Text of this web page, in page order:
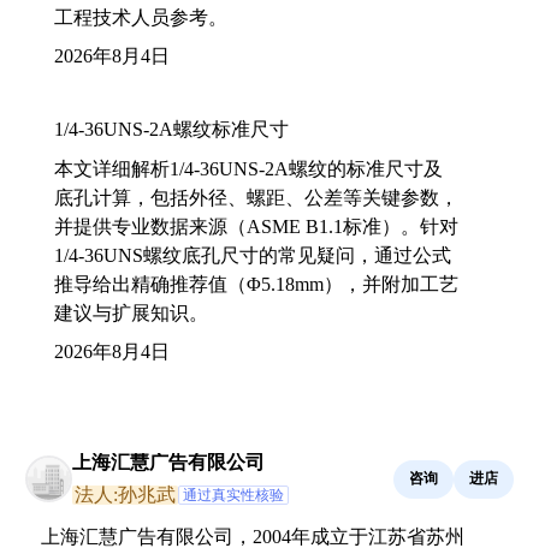
工程技术人员参考。
2026年8月4日
1/4-36UNS-2A螺纹标准尺寸
本文详细解析1/4-36UNS-2A螺纹的标准尺寸及
底孔计算，包括外径、螺距、公差等关键参数，
并提供专业数据来源（ASME B1.1标准）。针对
1/4-36UNS螺纹底孔尺寸的常见疑问，通过公式
推导给出精确推荐值（Φ5.18mm），并附加工艺
建议与扩展知识。
2026年8月4日
上海汇慧广告有限公司
法人:孙兆武 通过真实性核验
咨询 进店
上海汇慧广告有限公司，2004年成立于江苏省苏州